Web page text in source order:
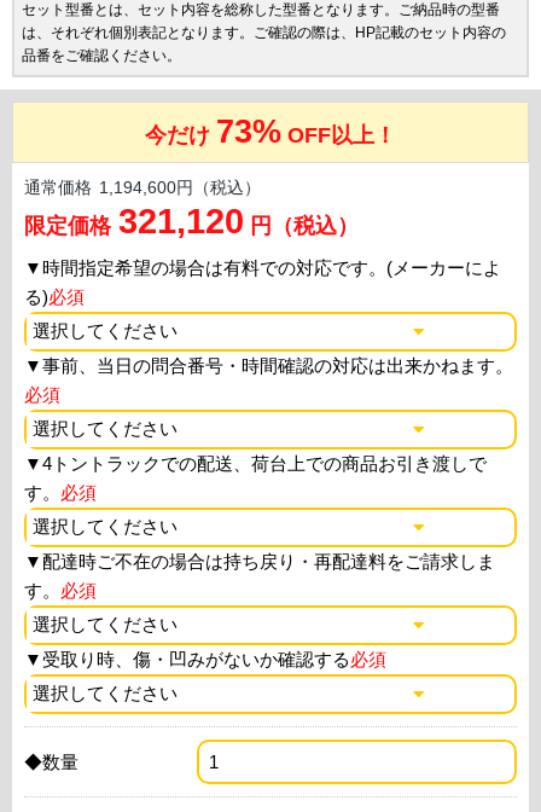
セット型番とは、セット内容を総称した型番となります。ご納品時の型番
は、それぞれ個別表記となります。ご確認の際は、HP記載のセット内容の
品番をご確認ください。
今だけ 73% OFF以上！
通常価格 1,194,600円（税込）
限定価格 321,120 円（税込）
▼時間指定希望の場合は有料での対応です。(メーカーによ
る)必須
▼事前、当日の問合番号・時間確認の対応は出来かねます。
必須
▼4トントラックでの配送、荷台上での商品お引き渡しで
す。 必須
▼配達時ご不在の場合は持ち戻り・再配達料をご請求しま
す。 必須
▼ 受取り時、傷・凹みがないか確認する必須
◆数量